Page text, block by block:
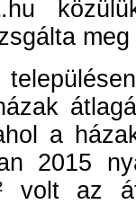
a
2015
volt az